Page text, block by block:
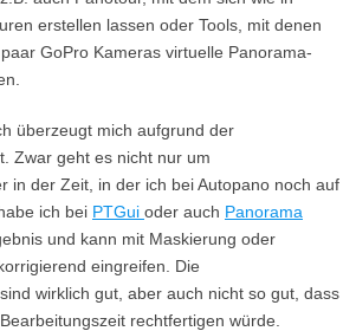
erstellen lassen oder Tools, mit denen
GoPro Kameras virtuelle Panorama-
überzeugt mich aufgrund der
Zwar geht es nicht nur um
in der Zeit, in der ich bei Autopano noch auf
ich bei PTGui oder auch Panorama
und kann mit Maskierung oder
eingreifen. Die
wirklich gut, aber auch nicht so gut, dass
rechtfertigen würde.